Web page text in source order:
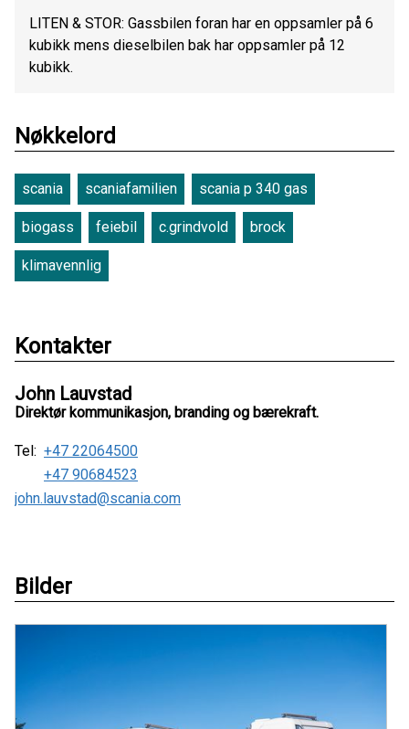
LITEN & STOR: Gassbilen foran har en oppsamler på 6
kubikk mens dieselbilen bak har oppsamler på 12
kubikk.
Nøkkelord
scania scaniafamilien scania p 340 gas
biogass feiebil c.grindvold brock
klimavennlig
Kontakter
John Lauvstad
Direktør kommunikasjon, branding og bærekraft.
Tel: +47 22064500
+47 90684523
john.lauvstad@scania.com
Bilder